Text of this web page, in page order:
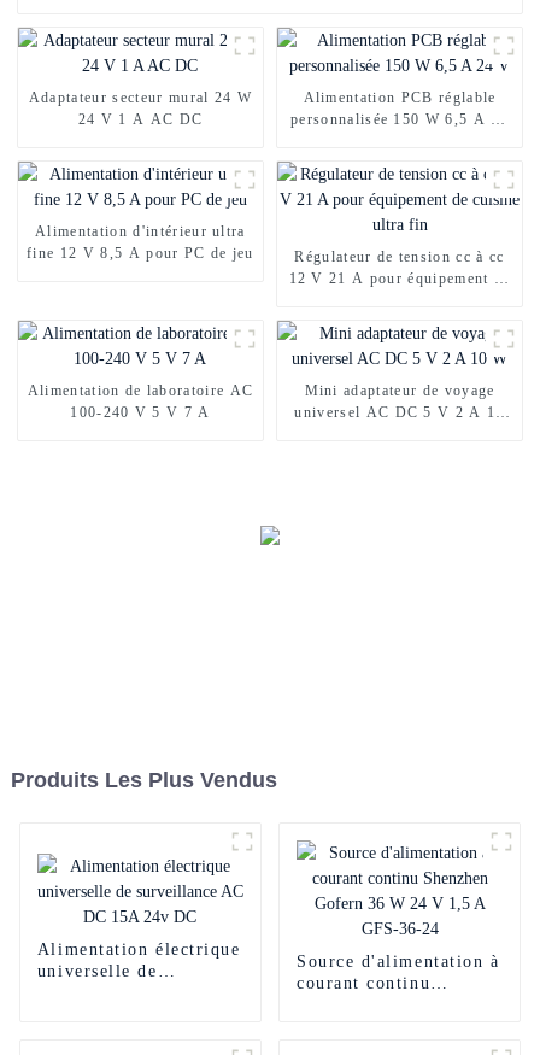
Adaptateur secteur mural 24 W
24 V 1 A AC DC
Alimentation PCB réglable
personnalisée 150 W 6,5 A 24
Alimentation d'intérieur ultra
fine 12 V 8,5 A pour PC de jeu
Régulateur de tension cc à cc
12 V 21 A pour équipement de
Alimentation de laboratoire AC
100-240 V 5 V 7 A
Mini adaptateur de voyage
universel AC DC 5 V 2 A 10
Produits Les Plus Vendus
Alimentation électrique
universelle de
Source d'alimentation à
courant continu